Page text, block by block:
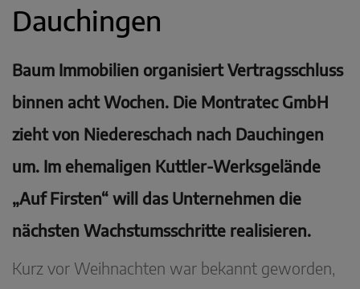
Dauchingen
Baum Immobilien organisiert Vertragsschluss
binnen acht Wochen. Die Montratec GmbH
zieht von Niedereschach nach Dauchingen
um. Im ehemaligen Kuttler-Werksgelände
„Auf Firsten“ will das Unternehmen die
nächsten Wachstumsschritte realisieren.
Kurz vor Weihnachten war bekannt geworden,